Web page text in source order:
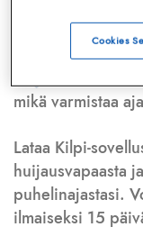
Lisäksi
puhelinhuijarin
huijausviesti.
mikä varmistaa
Lataa Kilpi-
huijausvapaasta
puhelinajastasi.
ilmaiseksi 15
Cookies